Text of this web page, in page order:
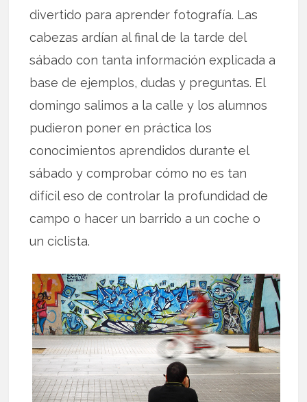
divertido para aprender fotografía. Las
cabezas ardían al final de la tarde del
sábado con tanta información explicada a
base de ejemplos, dudas y preguntas. El
domingo salimos a la calle y los alumnos
pudieron poner en práctica los
conocimientos aprendidos durante el
sábado y comprobar cómo no es tan
difícil eso de controlar la profundidad de
campo o hacer un barrido a un coche o
un ciclista.